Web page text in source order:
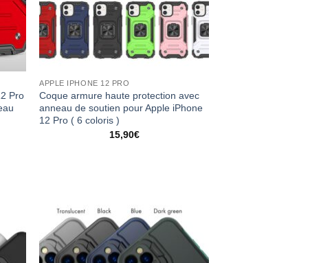
Pro
APPLE IPHONE 12 PRO
Coque armure haute protection avec
anneau de soutien pour Apple iPhone
12 Pro ( 6 coloris )
15,90€